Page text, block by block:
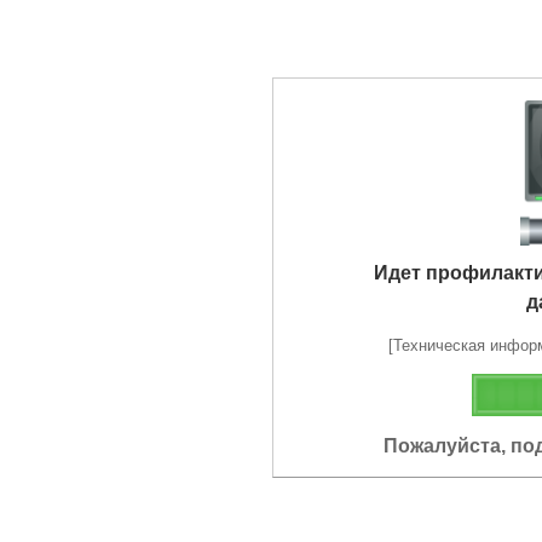
Идет
[Техническая
Пожалуйста,